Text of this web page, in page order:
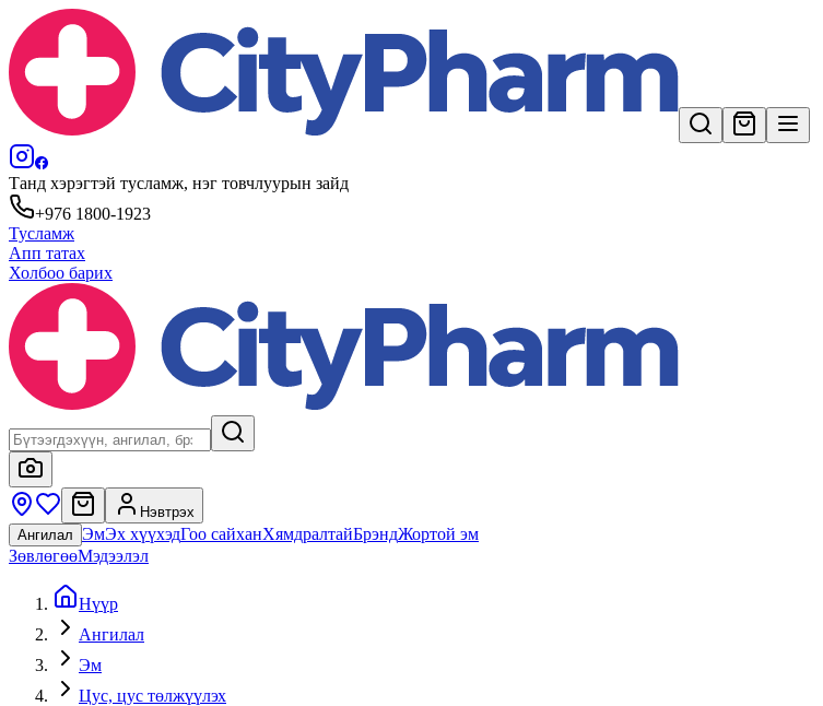
Танд хэрэгтэй тусламж, нэг товчлуурын зайд
+976 1800-1923
Тусламж
Апп татах
Холбоо барих
Нэвтрэх
Ангилал ЭмЭх хүүхэдГоо сайханХямдралтайБрэндЖортой эм
ЗөвлөгөөМэдээлэл
Нүүр
Ангилал
Эм
Цус, цус төлжүүлэх